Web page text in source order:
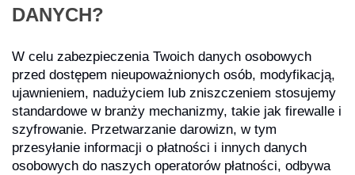
DANYCH?
W celu zabezpieczenia Twoich danych osobowych
przed dostępem nieupoważnionych osób, modyfikacją,
ujawnieniem, nadużyciem lub zniszczeniem stosujemy
standardowe w branży mechanizmy, takie jak firewalle i
szyfrowanie. Przetwarzanie darowizn, w tym
przesyłanie informacji o płatności i innych danych
osobowych do naszych operatorów płatności, odbywa